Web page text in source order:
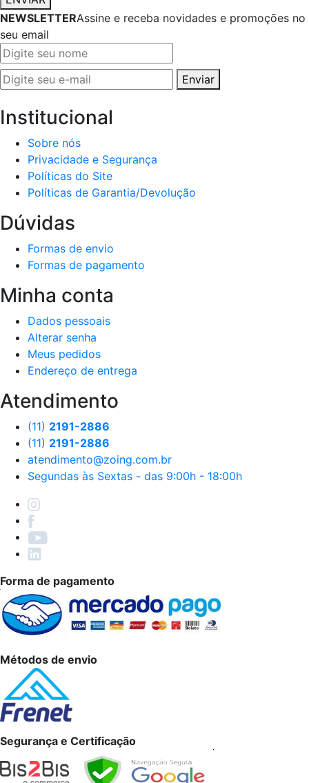
NEWSLETTERAssine e receba novidades e promoções no
seu email
Enviar
Institucional
Sobre nós
Privacidade e Segurança
Políticas do Site
Políticas de Garantia/Devolução
Dúvidas
Formas de envio
Formas de pagamento
Minha conta
Dados pessoais
Alterar senha
Meus pedidos
Endereço de entrega
Atendimento
(11) 2191-2886
(11) 2191-2886
atendimento@zoing.com.br
Segundas às Sextas - das 9:00h - 18:00h
Forma de pagamento
Métodos de envio
Segurança e Certificação